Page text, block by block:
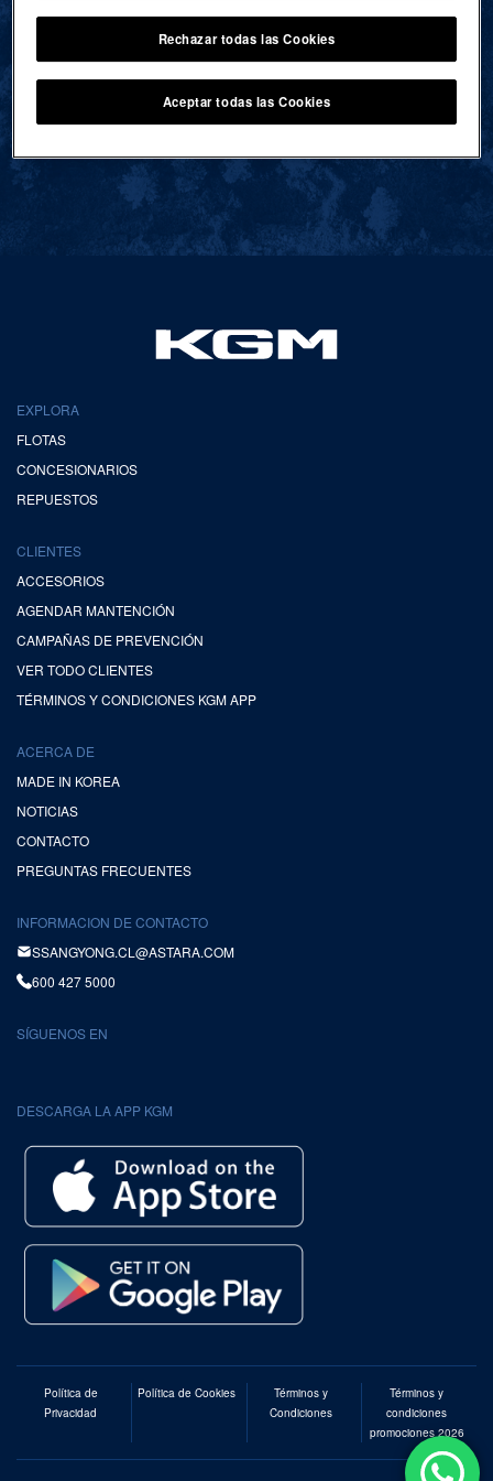
VOLVER AL INICIO
EXPLORA
FLOTAS
CONCESIONARIOS
REPUESTOS
CLIENTES
ACCESORIOS
AGENDAR MANTENCIÓN
CAMPAÑAS DE PREVENCIÓN
VER TODO CLIENTES
TÉRMINOS Y CONDICIONES KGM APP
ACERCA DE
MADE IN KOREA
NOTICIAS
CONTACTO
PREGUNTAS FRECUENTES
INFORMACION DE CONTACTO
SSANGYONG.CL@ASTARA.COM
600 427 5000
SÍGUENOS EN
DESCARGA LA APP KGM
Política de
Privacidad
Política de Cookies
Términos y
Condiciones
Términos y
condiciones
promociones 2026
Rechazar todas las Cookies
Aceptar todas las Cookies